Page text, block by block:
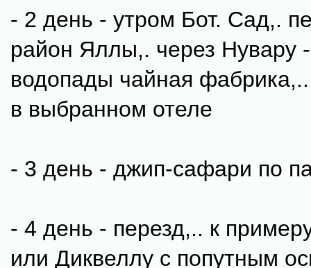
- 2 день - утром Бот. Сад,.
район Яллы,. через Нувару
водопады чайная
в выбранном отеле
- 3 день - джип-сафари по
- 4 день - перезд,.. к
или Диквеллу с попутным